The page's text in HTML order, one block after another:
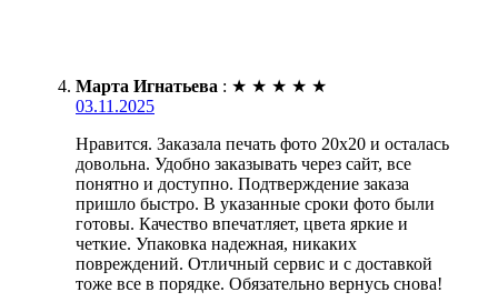
Марта Игнатьева : ★ ★ ★ ★ ★
03.11.2025
Нравится. Заказала печать фото 20х20 и осталась
довольна. Удобно заказывать через сайт, все
понятно и доступно. Подтверждение заказа
пришло быстро. В указанные сроки фото были
готовы. Качество впечатляет, цвета яркие и
четкие. Упаковка надежная, никаких
повреждений. Отличный сервис и с доставкой
тоже все в порядке. Обязательно вернусь снова!